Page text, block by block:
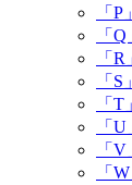
「
「
「
「
「
「
「
「